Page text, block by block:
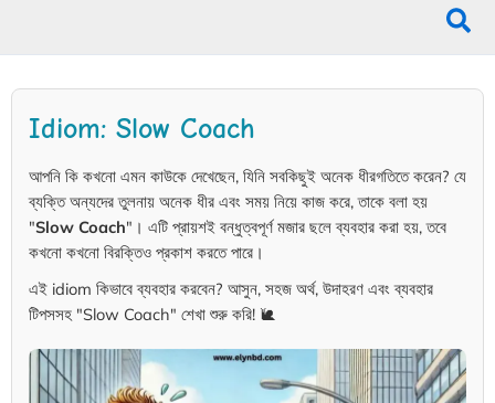
Idiom: Slow Coach
আপনি কি কখনো এমন কাউকে দেখেছেন, যিনি সবকিছুই অনেক ধীরগতিতে করেন? যে
ব্যক্তি অন্যদের তুলনায় অনেক ধীর এবং সময় নিয়ে কাজ করে, তাকে বলা হয়
"Slow Coach"। এটি প্রায়শই বন্ধুত্বপূর্ণ মজার ছলে ব্যবহার করা হয়, তবে
কখনো কখনো বিরক্তিও প্রকাশ করতে পারে।
এই idiom কিভাবে ব্যবহার করবেন? আসুন, সহজ অর্থ, উদাহরণ এবং ব্যবহার
টিপসসহ "Slow Coach" শেখা শুরু করি! 🐌